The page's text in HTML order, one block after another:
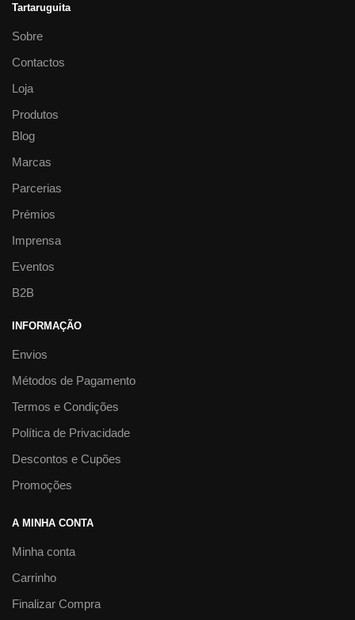
Tartaruguita
Sobre
Contactos
Loja
Produtos
Blog
Marcas
Parcerias
Prémios
Imprensa
Eventos
B2B
INFORMAÇÃO
Envios
Métodos de Pagamento
Termos e Condições
Política de Privacidade
Descontos e Cupões
Promoções
A MINHA CONTA
Minha conta
Carrinho
Finalizar Compra